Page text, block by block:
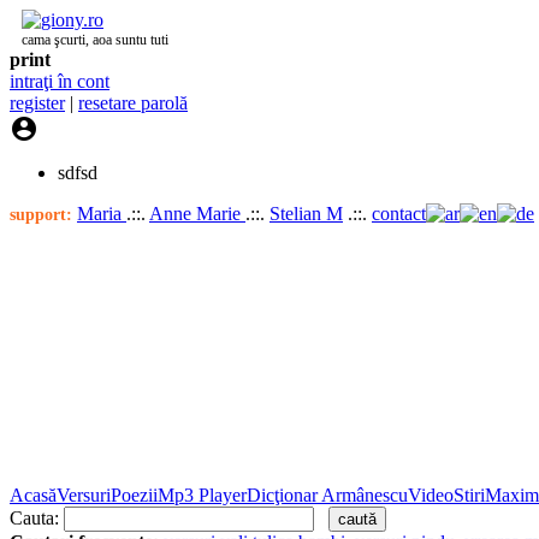
cama şcurti, aoa suntu tuti
print
intraţi în cont
register| resetare parolă

sdfsd
support: Maria .::. Anne Marie .::. Stelian M .::. contact
AcasăVersuriPoeziiMp3 PlayerDicţionar ArmânescuVideoStiri
Cauta: